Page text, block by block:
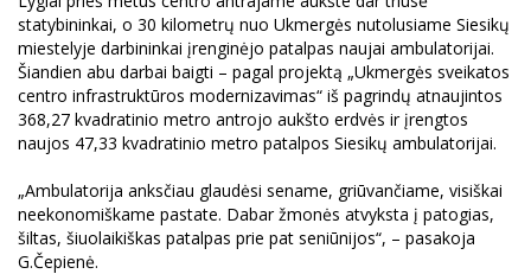
statybininkai, o 30 kilometrų nuo Ukmergės nutolusiame Siesikų
miestelyje darbininkai įrenginėjo patalpas naujai ambulatorijai.
Šiandien abu darbai baigti – pagal projektą „Ukmergės sveikatos
centro infrastruktūros modernizavimas“ iš pagrindų atnaujintos
368,27 kvadratinio metro antrojo aukšto erdvės ir įrengtos
naujos 47,33 kvadratinio metro patalpos Siesikų ambulatorijai.
„Ambulatorija anksčiau glaudėsi sename, griūvančiame, visiškai
neekonomiškame pastate. Dabar žmonės atvyksta į patogias,
šiltas, šiuolaikiškas patalpas prie pat seniūnijos“, – pasakoja
G.Čepienė.